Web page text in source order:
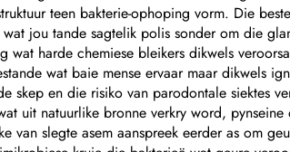
teen bakterie-ophoping vorm. Die
jou tande sagtelik polis sonder om die
harde chemiese bleikers dikwels
wat baie mense ervaar maar dikwels
en die risiko van parodontale siektes
uit natuurlike bronne verkry word,
slegte asem aanspreek eerder as om